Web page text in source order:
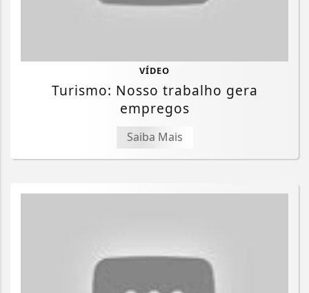
VÍDEO
Turismo: Nosso trabalho gera
empregos
Saiba Mais